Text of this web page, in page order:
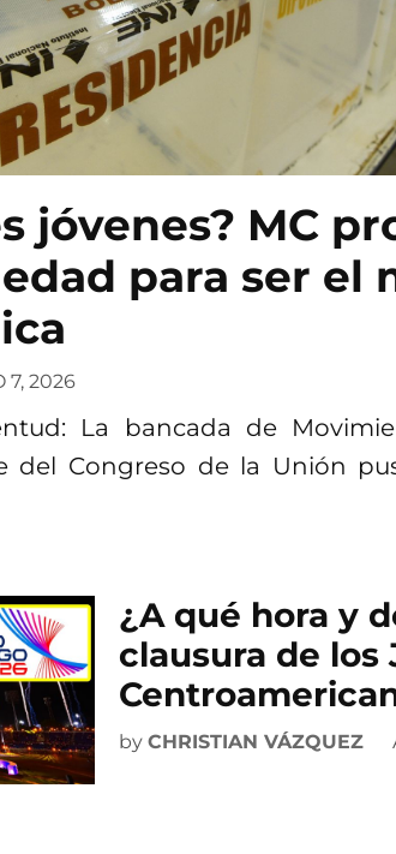
jóvenes? MC
para ser el
7, 2026
La bancada de
del Congreso de la Unión
¿A qué hora y
clausura de los
by CHRISTIAN VÁZQUEZ